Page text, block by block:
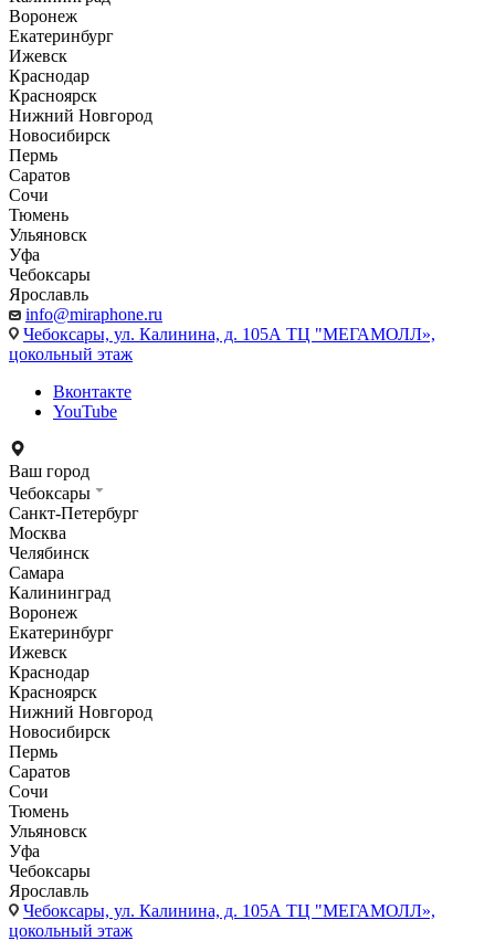
Воронеж
Екатеринбург
Ижевск
Краснодар
Красноярск
Нижний Новгород
Новосибирск
Пермь
Саратов
Сочи
Тюмень
Ульяновск
Уфа
Чебоксары
Ярославль
info@miraphone.ru
Чебоксары, ул. Калинина, д. 105А ТЦ "МЕГАМОЛЛ»,
цокольный этаж
Вконтакте
YouTube
Ваш город
Чебоксары
Санкт-Петербург
Москва
Челябинск
Самара
Калининград
Воронеж
Екатеринбург
Ижевск
Краснодар
Красноярск
Нижний Новгород
Новосибирск
Пермь
Саратов
Сочи
Тюмень
Ульяновск
Уфа
Чебоксары
Ярославль
Чебоксары, ул. Калинина, д. 105А ТЦ "МЕГАМОЛЛ»,
цокольный этаж